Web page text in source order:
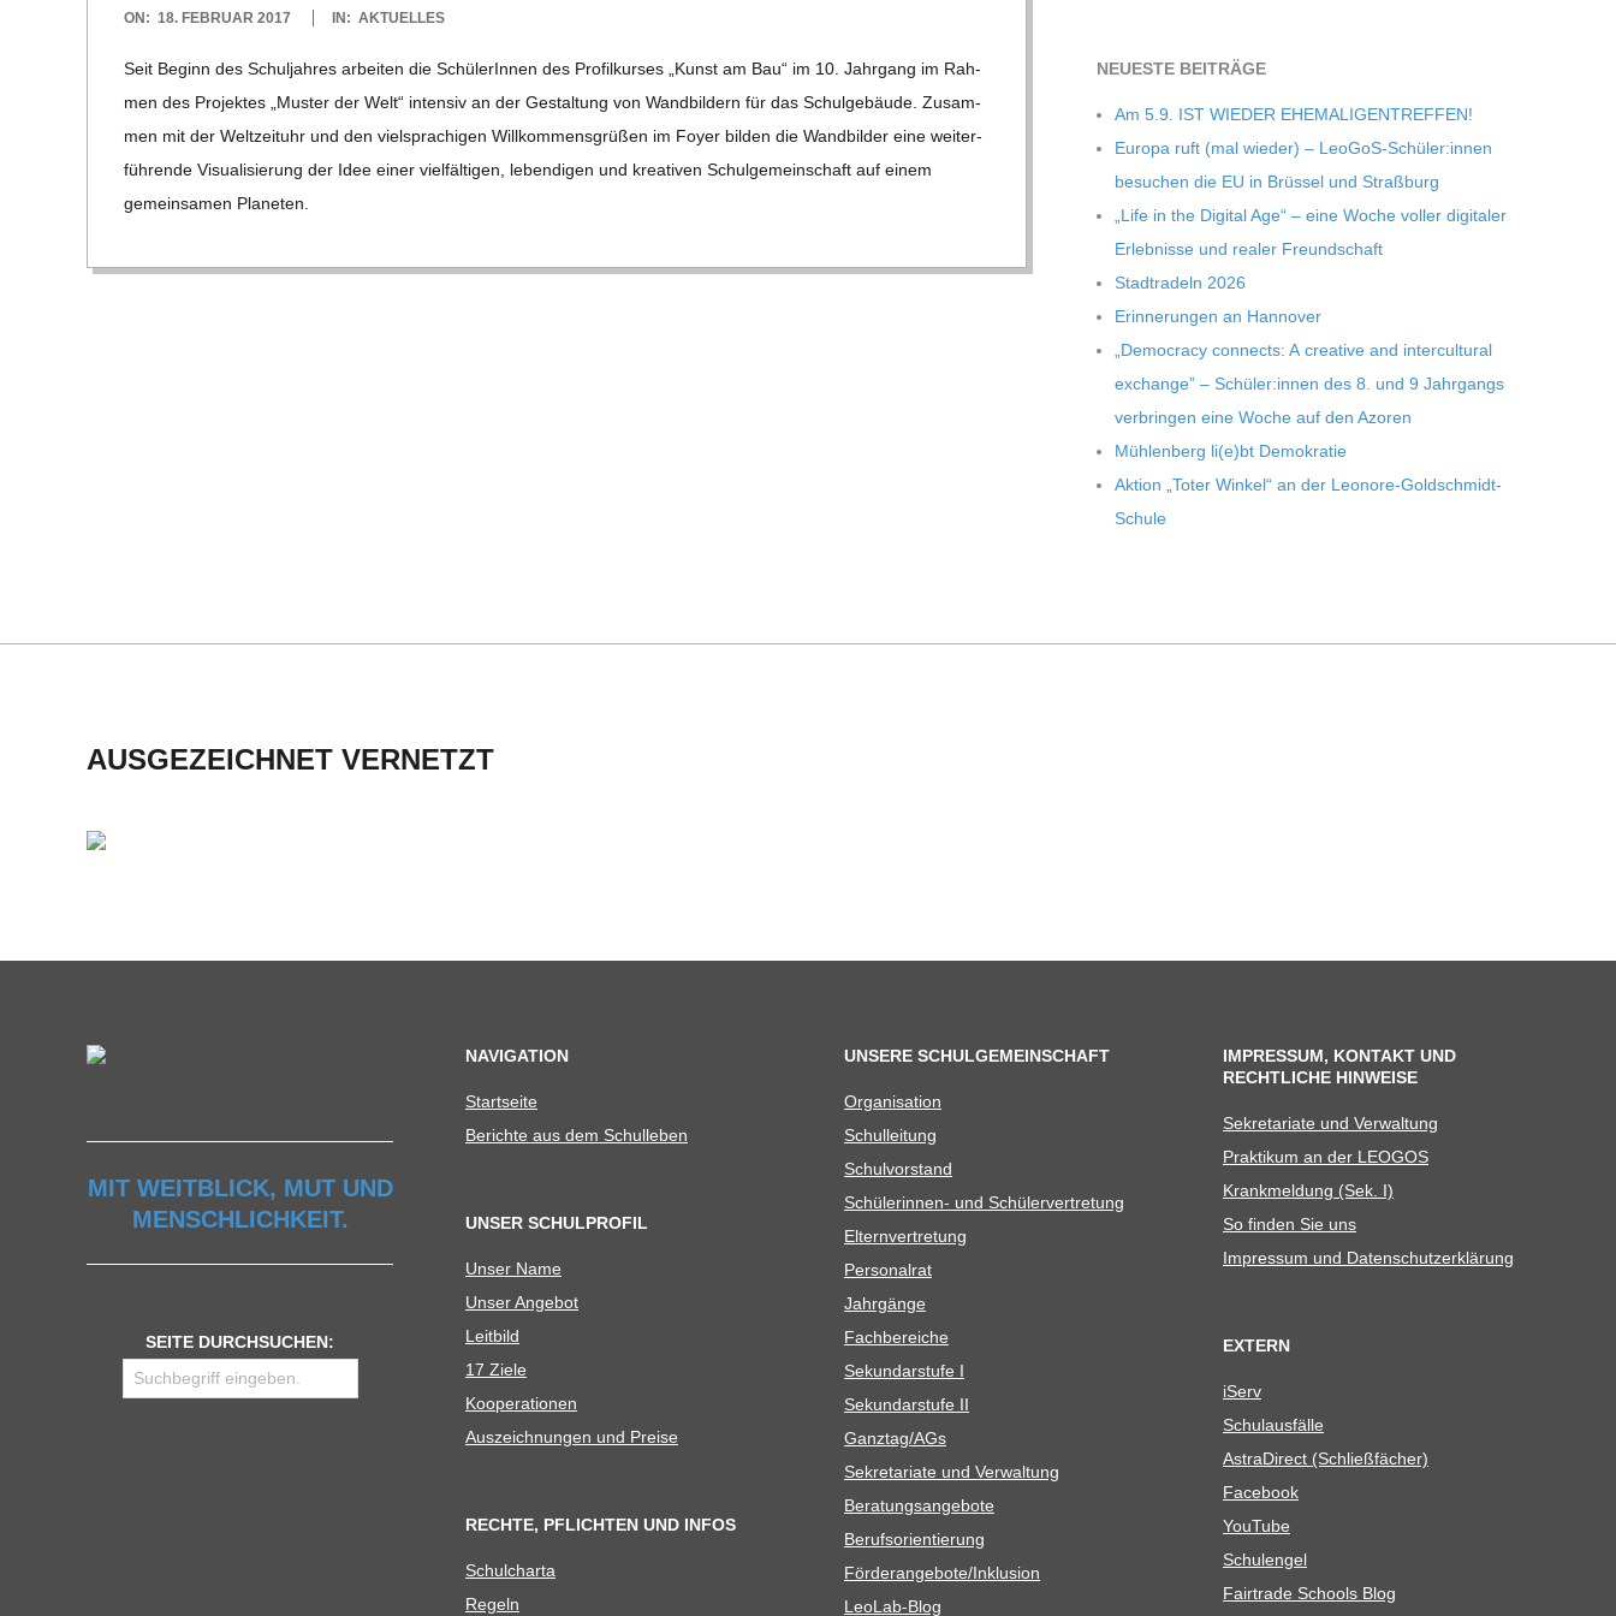
E
G
O
L
D
-
H
U
L
E
2017-
ON: 18. FEBRUAR 2017 IN: AKTUELLES
Seit Beginn des Schul­jah­res arbei­ten die Schü­le­rIn­nen des Pro­fil­kur­ses „Kunst am Bau“ im 10. Jahr­gang im Rah­
men des Pro­jek­tes „Mus­ter der Welt“ inten­siv an der Gestal­tung von Wand­bil­dern für das Schul­ge­bäude. Zusam­
men mit der Welt­zeit­uhr und den viel­spra­chi­gen Will­kom­mens­grü­ßen im Foyer bil­den die Wand­bil­der eine wei­ter­
füh­rende Visua­li­sie­rung der Idee einer viel­fäl­ti­gen, leben­di­gen und krea­ti­ven Schul­ge­mein­schaft auf einem
gemein­sa­men Pla­ne­ten.
NEU­ESTE BEITRÄGE
Am 5.9. IST WIEDER EHEMALIGENTREFFEN!
Europa ruft (mal wie­der) – LeoGoS-Schüler:innen
besu­chen die EU in Brüs­sel und Straßburg
„Life in the Digi­tal Age“ – eine Woche vol­ler digi­ta­ler
Erleb­nisse und rea­ler Freundschaft
Stadt­ra­deln 2026
Erin­ne­run­gen an Hannover
„Demo­cracy con­nects: A crea­tive and inter­cul­tu­ral
exch­ange” – Schüler:innen des 8. und 9 Jahr­gangs
ver­brin­gen eine Woche auf den Azoren
Müh­len­berg li(e)bt Demokratie
Aktion „Toter Win­kel“ an der Leonore-Goldschmidt-
Schule
AUSGEZEICHNET VERNETZT
MIT WEITBLICK, MUT UND
MENSCHLICHKEIT.
SEITE DURCHSUCHEN:
NAVIGATION
Start­seite
Berichte aus dem Schulleben
UNSER SCHULPROFIL
Unser Name
Unser Ange­bot
Leit­bild
17 Ziele
Koope­ra­tio­nen
Aus­zeich­nun­gen und Preise
RECHTE, PFLICHTEN UND INFOS
Schul­charta
Regeln
UNSERE SCHULGEMEINSCHAFT
Orga­ni­sa­tion
Schul­lei­tung
Schul­vor­stand
Schü­le­rin­nen- und Schülervertretung
Eltern­ver­tre­tung
Per­so­nal­rat
Jahr­gänge
Fach­be­rei­che
Sekun­dar­stufe I
Sekun­dar­stufe II
Ganztag/​​AGs
Sekre­ta­riate und Verwaltung
Bera­tungs­an­ge­bote
Berufs­ori­en­tie­rung
Förderangebote/​​Inklusion
Leo­Lab-Blog
IMPRESSUM, KONTAKT UND
RECHTLICHE HINWEISE
Sekre­ta­riate und Verwaltung
Prak­ti­kum an der LEOGOS
Krank­mel­dung (Sek. I)
So fin­den Sie uns
Impres­sum und Datenschutzerklärung
EXTERN
iServ
Schul­aus­fälle
Astra­Di­rect (Schließ­fä­cher)
Face­book
You­Tube
Schul­en­gel
Fair­trade Schools Blog